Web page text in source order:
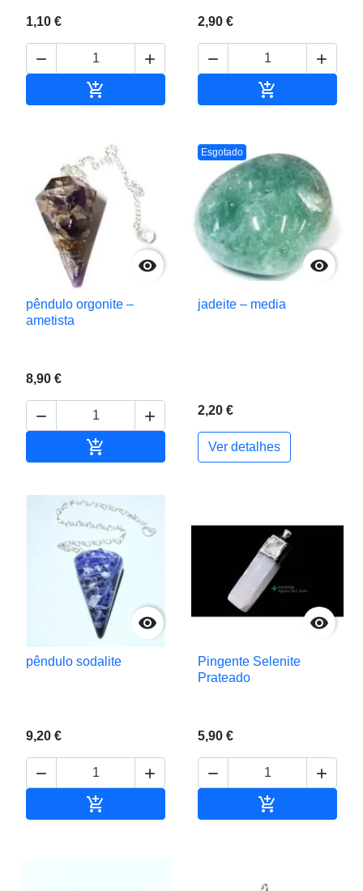
1,10 €
 

2,90 €
 


pêndulo orgonite –
ametista
8,90 €
 
 Adicionar ao carrinho
Esgotado

jadeite – media
2,20 €
Ver detalhes

pêndulo sodalite
9,20 €
 


Pingente Selenite
Prateado
5,90 €
 
